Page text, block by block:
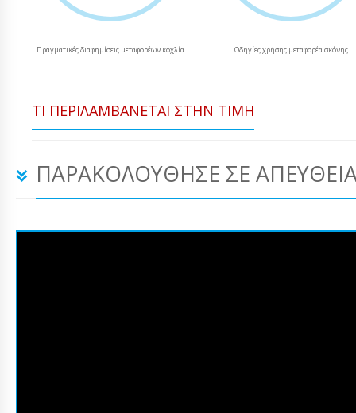
Πραγματικές διαφημίσεις μεταφορέων κοχλία Οδηγίες χρήσης μεταφορέα σκόνης
ΤΙ ΠΕΡΙΛΑΜΒΆΝΕΤΑΙ ΣΤΗΝ ΤΙΜΉ
ΠΑΡΑΚΟΛΟΎΘΗΣΕ ΣΕ